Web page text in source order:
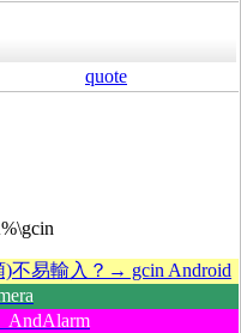
quote
不易輸入？→ gcin Android